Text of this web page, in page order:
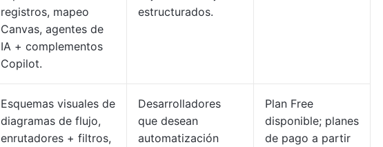
registros, mapeo
Canvas, agentes de
IA + complementos
Copilot.
estructurados.
Esquemas visuales de
diagramas de flujo,
enrutadores + filtros,
Desarrolladores
que desean
automatización
Plan Free
disponible; planes
de pago a partir